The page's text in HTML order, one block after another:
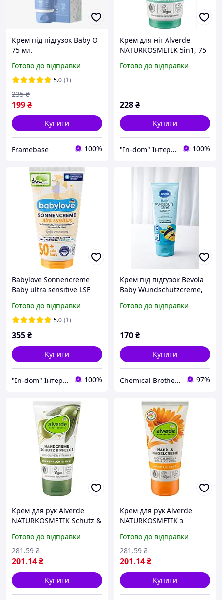
Крем під підгузок Baby O
75 мл.
Готово до відправки
5.0 (1)
199₴
235 ₴
Купити
Framebase 100%
Крем для ніг Alverde
NATURKOSMETIK 5in1, 75
Готово до відправки
228₴
Купити
"In-dom" Інтернет магазин товарів для дому у Інни 100%
Babylove Sonnencreme
Baby ultra sensitive LSF
дитячий крем SPF 50+ 75
мл
Готово до відправки
5.0 (1)
355₴
Купити
"In-dom" Інтернет магазин товарів для дому у Інни 100%
Крем під підгузок Bevola
Baby Wundschutzcreme,
Готово до відправки
170₴
Купити
Chemical Brothers 97%
Крем для рук Alverde
NATURKOSMETIK Schutz &
оливками, 75 мл
Готово до відправки
201.14₴
281.59 ₴
Купити
Крем для рук Alverde
NATURKOSMETIK з
та органічним алое вера,
75 мл
Готово до відправки
201.14₴
281.59 ₴
Купити